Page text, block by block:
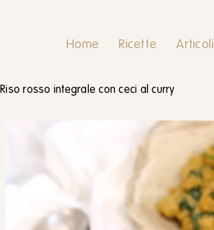
Home Ricette Articoli
Riso rosso integrale con ceci al curry